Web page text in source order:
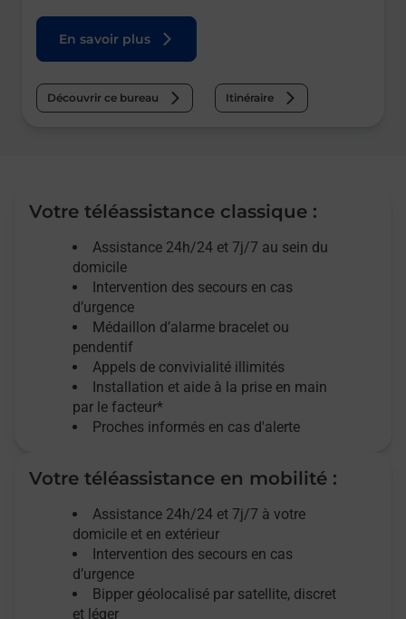
En savoir plus
Découvrir ce bureau Itinéraire
Votre téléassistance classique :
Assistance 24h/24 et 7j/7 au sein du
domicile
Intervention des secours en cas
d’urgence
Médaillon d’alarme bracelet ou
pendentif
Appels de convivialité illimités
Installation et aide à la prise en main
par le facteur*
Proches informés en cas d'alerte
Votre téléassistance en mobilité :
Assistance 24h/24 et 7j/7 à votre
domicile et en extérieur
Intervention des secours en cas
d’urgence
Bipper géolocalisé par satellite, discret
et léger